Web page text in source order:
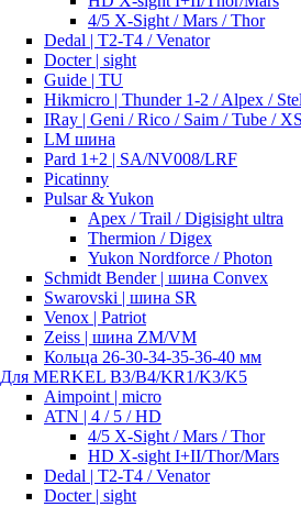
4/5 X-Sight / Mars / Thor
Dedal | T2-T4 / Venator
Docter | sight
Guide | TU
Hikmicro | Thunder 1-2 / Alpex /
IRay | Geni / Rico / Saim / Tube /
LM шина
Pard 1+2 | SA/NV008/LRF
Picatinny
Pulsar & Yukon
Apex / Trail / Digisight ultra
Thermion / Digex
Yukon Nordforce / Photon
Schmidt Bender | шина Convex
Swarovski | шина SR
Venox | Patriot
Zeiss | шина ZM/VM
Кольца 26-30-34-35-36-40 мм
Для MERKEL B3/B4/KR1/K3/K5
Aimpoint | micro
ATN | 4 / 5 / HD
4/5 X-Sight / Mars / Thor
HD X-sight I+II/Thor/Mars
Dedal | T2-T4 / Venator
Docter | sight